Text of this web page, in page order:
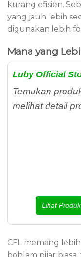
kurang efisien.
yang jauh lebih
digunakan lebih
Mana yang
Luby Official
Temukan
melihat detail
Lihat Produk
CFL memang
bohlam pijar